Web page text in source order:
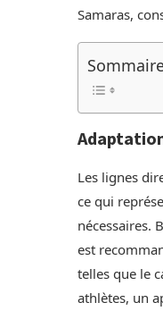
Samaras,
Les lignes
ce qui
nécessaires.
est
telles que le
athlètes, un